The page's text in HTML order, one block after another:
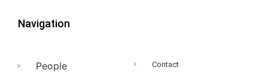
Navigation
People
Contact